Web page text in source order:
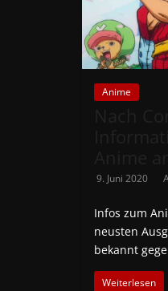
Anime
9. Juni 2020
Infos zum
neusten
bekannt
Weiterlesen